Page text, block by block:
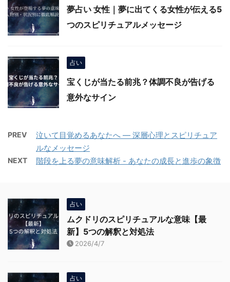
夢占い 女性｜夢に出てくる女性が伝える5
つのスピリチュアルメッセージ
占い
宝くじが当たる前兆？体調不良が告げる
意外なサイン
PREV
泣いて目覚めるあなたへ — 深層心理とスピリチュア
ルなメッセージ
NEXT 階段を上る夢の意味解析 - あなたの成長と進歩の象徴
占い
ムクドリのスピリチュアルな意味【最
新】5つの解釈と対処法
2026/4/7
占い